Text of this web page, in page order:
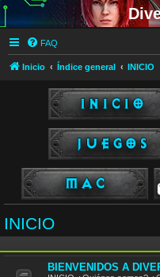
FAQ
Inicio Índice general INICIO
INICIO
BIENVENIDOS A